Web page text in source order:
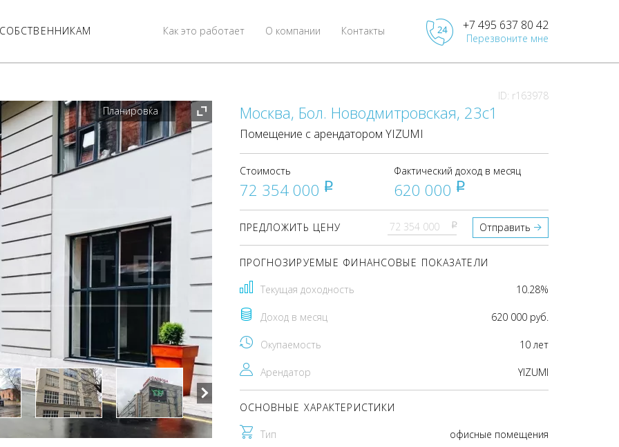
Контакты
О компании
Как это работает +7 495 637 80 42
Перезвоните мне
ID: r163978
Планировка
Москва, Бол. Новодмитровская, 23с1
Помещение с арендатором YIZUMI
Стоимость
72 354 000 pуб
Фактический доход в месяц
620 000 pуб
ПРЕДЛОЖИТЬ ЦЕНУ pуб Отправить
ПРОГНОЗИРУЕМЫЕ ФИНАНСОВЫЕ ПОКАЗАТЕЛИ
Текущая доходность 10.28%
Доход в месяц 620 000 руб.
Окупаемость 10 лет
Арендатор YIZUMI
ОСНОВНЫЕ ХАРАКТЕРИСТИКИ
Тип офисные помещения